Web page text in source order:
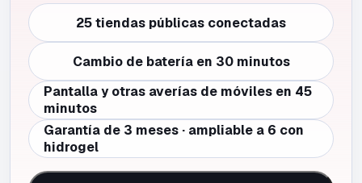
25 tiendas públicas conectadas
Cambio de batería en 30 minutos
Pantalla y otras averías de móviles en 45
minutos
Garantía de 3 meses · ampliable a 6 con
hidrogel